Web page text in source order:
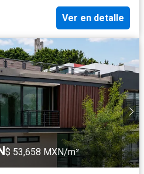
Ver en detalle
$ 53,658 MXN/m²